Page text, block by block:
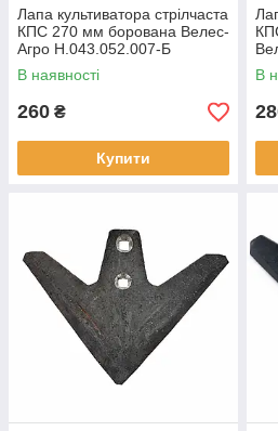
Лапа культиватора стрілчаста
КПС 270 мм борована Велес-
Агро Н.043.052.007-Б
В наявності
260 ₴
Купити
В